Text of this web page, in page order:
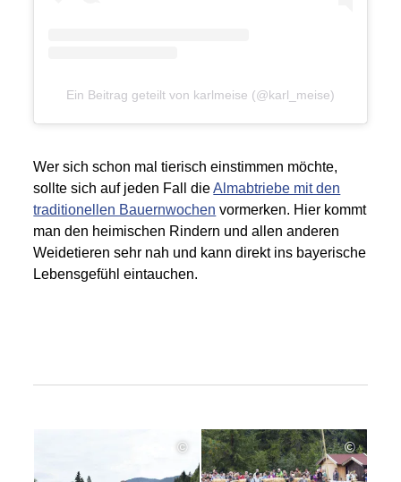
Ein Beitrag geteilt von karlmeise (@karl_meise)
Wer sich schon mal tierisch einstimmen möchte,
sollte sich auf jeden Fall dieAlmabtriebe mit den
traditionellen Bauernwochen vormerken. Hier kommt
man den heimischen Rindern und allen anderen
Weidetieren sehr nah und kann direkt ins bayerische
Lebensgefühl eintauchen.
© ©